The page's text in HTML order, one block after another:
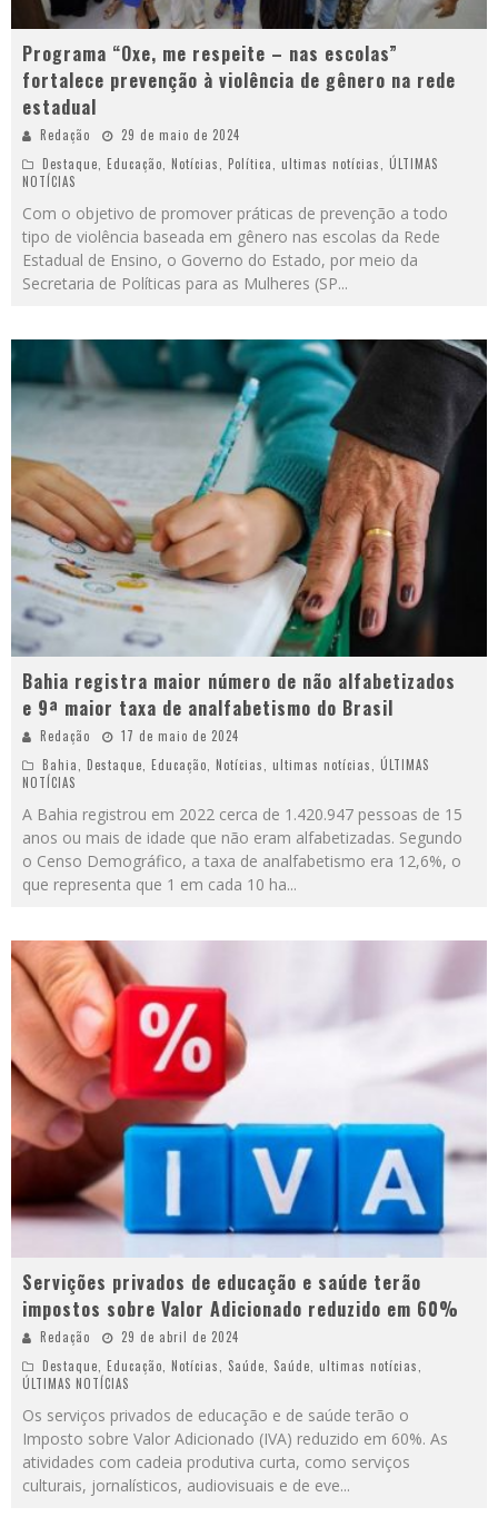
Programa “Oxe, me respeite – nas escolas”
fortalece prevenção à violência de gênero na rede
estadual
Redação
29 de maio de 2024
Destaque Educação Notícias Política ultimas notícias
ÚLTIMAS
NOTÍCIAS
Com o objetivo de promover práticas de prevenção a todo
tipo de violência baseada em gênero nas escolas da Rede
Estadual de Ensino, o Governo do Estado, por meio da
Secretaria de Políticas para as Mulheres (SP...
Bahia registra maior número de não alfabetizados
e 9ª maior taxa de analfabetismo do Brasil
Redação
17 de maio de 2024
Bahia
Destaque Educação Notícias ultimas notícias
ÚLTIMAS
NOTÍCIAS
A Bahia registrou em 2022 cerca de 1.420.947 pessoas de 15
anos ou mais de idade que não eram alfabetizadas. Segundo
o Censo Demográfico, a taxa de analfabetismo era 12,6%, o
que representa que 1 em cada 10 ha...
Servições privados de educação e saúde terão
impostos sobre Valor Adicionado reduzido em 60%
Redação
29 de abril de 2024
Destaque, Educação, Notícias, Saúde, Saúde, ultimas notícias,
ÚLTIMAS NOTÍCIAS
Os serviços privados de educação e de saúde terão o
Imposto sobre Valor Adicionado (IVA) reduzido em 60%. As
atividades com cadeia produtiva curta, como serviços
culturais, jornalísticos, audiovisuais e de eve...